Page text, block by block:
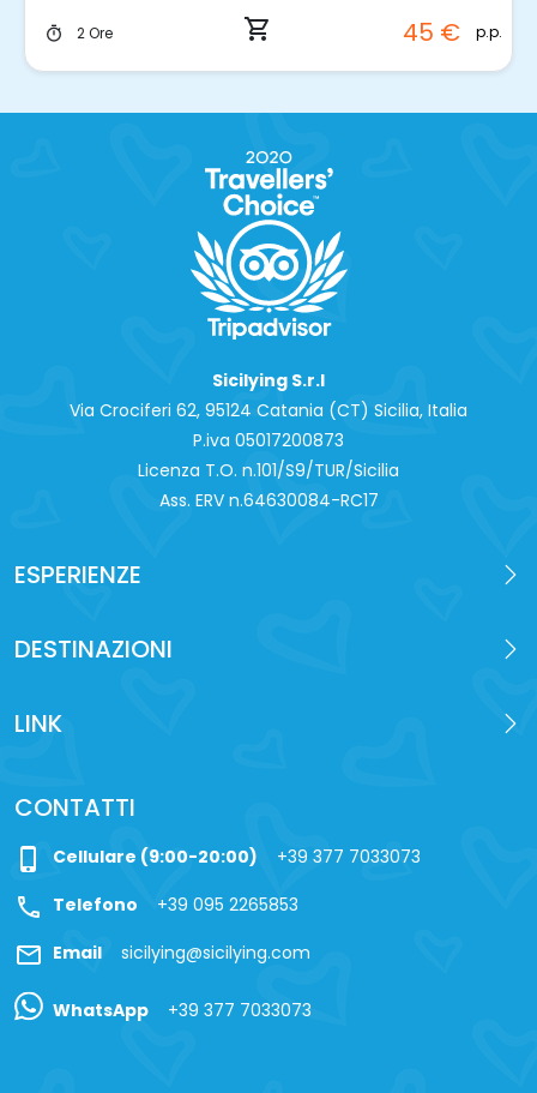
timer 2 Ore shopping_cart 45 € p.p.
Sicilying S.r.l
Via Crociferi 62, 95124 Catania (CT) Sicilia, Italia
P.iva 0‍5017200873
Licenza T.O. n.101/S9/TUR/Sicilia
Ass. ERV n.64630084-RC17
ESPERIENZE
DESTINAZIONI
LINK
CONTATTI
phone_iphone Cellulare (9:00-20:00) +39 377 7033073
call Telefono +39 095 2265853
mail Email sicilying@sicilying.com
WhatsApp +39 377 7033073